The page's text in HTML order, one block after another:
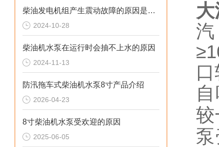
柴油发电机组产生震动故障的原因是什么？
2024-10-28
柴油机水泵在运行时会抽不上水的原因
2024-11-13
防汛拖车式柴油机水泵8寸产品介绍
2026-04-23
8寸柴油机水泵受欢迎的原因
2025-06-05
较